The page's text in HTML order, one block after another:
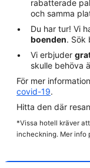
rabatterade
och samma
Du har tur! Vi
boenden. Sök
Vi erbjuder
skulle behöva
För mer
covid-19.
Hitta den där
*Vissa hotell kräver
incheckning. Mer info